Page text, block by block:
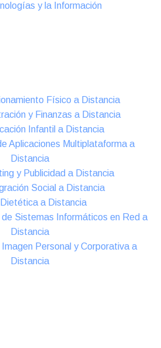
y la Información
Físico a Distancia
y Finanzas a Distancia
Infantil a Distancia
Aplicaciones Multiplataforma a
Distancia
y Publicidad a Distancia
Social a Distancia
Dietética a Distancia
de Sistemas Informáticos en Red a
Distancia
Personal y Corporativa a
Distancia